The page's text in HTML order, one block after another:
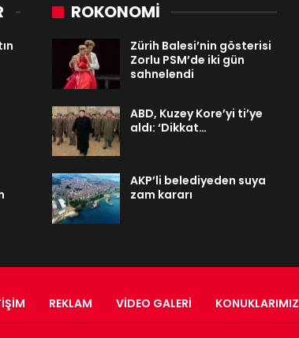
ROKONOMİ
Zürih Balesi’nin gösterisi
Zorlu PSM’de iki gün
sahnelendi
ABD, Kuzey Kore’yi ti’ye
aldı: ‘Dikkat…
AKP’li belediyeden suya
zam kararı
REKLAM VIDEO GALERI KONUKLARIMIZ